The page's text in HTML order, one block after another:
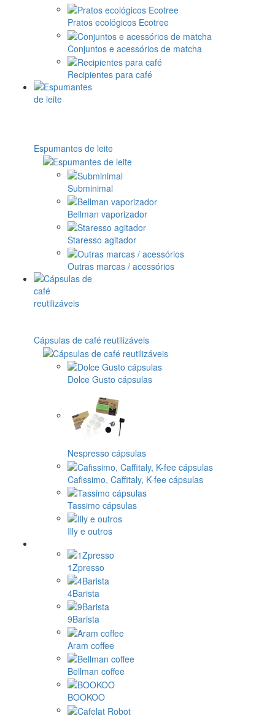
Pratos ecológicos Ecotree
Conjuntos e acessórios de matcha
Recipientes para café
Espumantes de leite
Subminimal
Bellman vaporizador
Staresso agitador
Outras marcas / acessórios
Cápsulas de café reutilizáveis
Dolce Gusto cápsulas
Nespresso cápsulas
Cafissimo, Caffitaly, K-fee cápsulas
Tassimo cápsulas
Illy e outros
1Zpresso
4Barista
9Barista
Aram coffee
Bellman coffee
BOOKOO